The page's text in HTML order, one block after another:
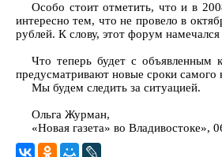
Особо стоит отметить, что и в
интересно тем, что не провело в
рублей. К слову, этот форум
Что теперь будет с объявленным
предусматривают новые сроки самого
Мы будем следить за ситуацией.
Ольга Журман,
«Новая газета» во Владивостоке»,